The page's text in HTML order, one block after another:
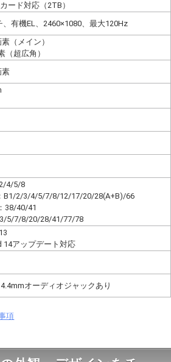
ード対応（2TB）
、有機EL、2460×1080、最大120Hz
（メイン）
（超広角）
素
4/5/8
B1/2/3/4/5/7/8/12/17/20/28(A+B)/66
38/40/41
5/7/8/20/28/41/77/78
14アップデート対応
オーディオジャックあり
項